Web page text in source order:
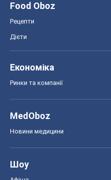
Food Oboz
Рецепти
Дієти
Економіка
Ринки та компанії
MedOboz
Новини медицини
Шоу